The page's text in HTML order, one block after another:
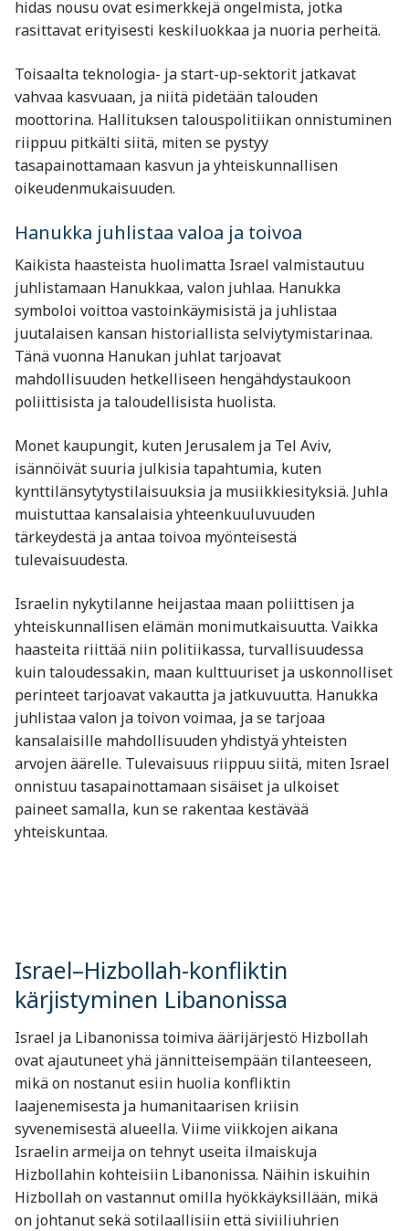
hidas nousu ovat esimerkkejä ongelmista, jotka
rasittavat erityisesti keskiluokkaa ja nuoria perheitä.
Toisaalta teknologia- ja start-up-sektorit jatkavat
vahvaa kasvuaan, ja niitä pidetään talouden
moottorina. Hallituksen talouspolitiikan onnistuminen
riippuu pitkälti siitä, miten se pystyy
tasapainottamaan kasvun ja yhteiskunnallisen
oikeudenmukaisuuden.
Hanukka juhlistaa valoa ja toivoa
Kaikista haasteista huolimatta Israel valmistautuu
juhlistamaan Hanukkaa, valon juhlaa. Hanukka
symboloi voittoa vastoinkäymisistä ja juhlistaa
juutalaisen kansan historiallista selviytymistarinaa.
Tänä vuonna Hanukan juhlat tarjoavat
mahdollisuuden hetkelliseen hengähdystaukoon
poliittisista ja taloudellisista huolista.
Monet kaupungit, kuten Jerusalem ja Tel Aviv,
isännöivät suuria julkisia tapahtumia, kuten
kynttilänsytytystilaisuuksia ja musiikkiesityksiä. Juhla
muistuttaa kansalaisia yhteenkuuluvuuden
tärkeydestä ja antaa toivoa myönteisestä
tulevaisuudesta.
Israelin nykytilanne heijastaa maan poliittisen ja
yhteiskunnallisen elämän monimutkaisuutta. Vaikka
haasteita riittää niin politiikassa, turvallisuudessa
kuin taloudessakin, maan kulttuuriset ja uskonnolliset
perinteet tarjoavat vakautta ja jatkuvuutta. Hanukka
juhlistaa valon ja toivon voimaa, ja se tarjoaa
kansalaisille mahdollisuuden yhdistyä yhteisten
arvojen äärelle. Tulevaisuus riippuu siitä, miten Israel
onnistuu tasapainottamaan sisäiset ja ulkoiset
paineet samalla, kun se rakentaa kestävää
yhteiskuntaa.
Israel–Hizbollah-konfliktin
kärjistyminen Libanonissa
Israel ja Libanonissa toimiva äärijärjestö Hizbollah
ovat ajautuneet yhä jännitteisempään tilanteeseen,
mikä on nostanut esiin huolia konfliktin
laajenemisesta ja humanitaarisen kriisin
syvenemisestä alueella. Viime viikkojen aikana
Israelin armeija on tehnyt useita ilmaiskuja
Hizbollahin kohteisiin Libanonissa. Näihin iskuihin
Hizbollah on vastannut omilla hyökkäyksillään, mikä
on johtanut sekä sotilaallisiin että siviiliuhrien